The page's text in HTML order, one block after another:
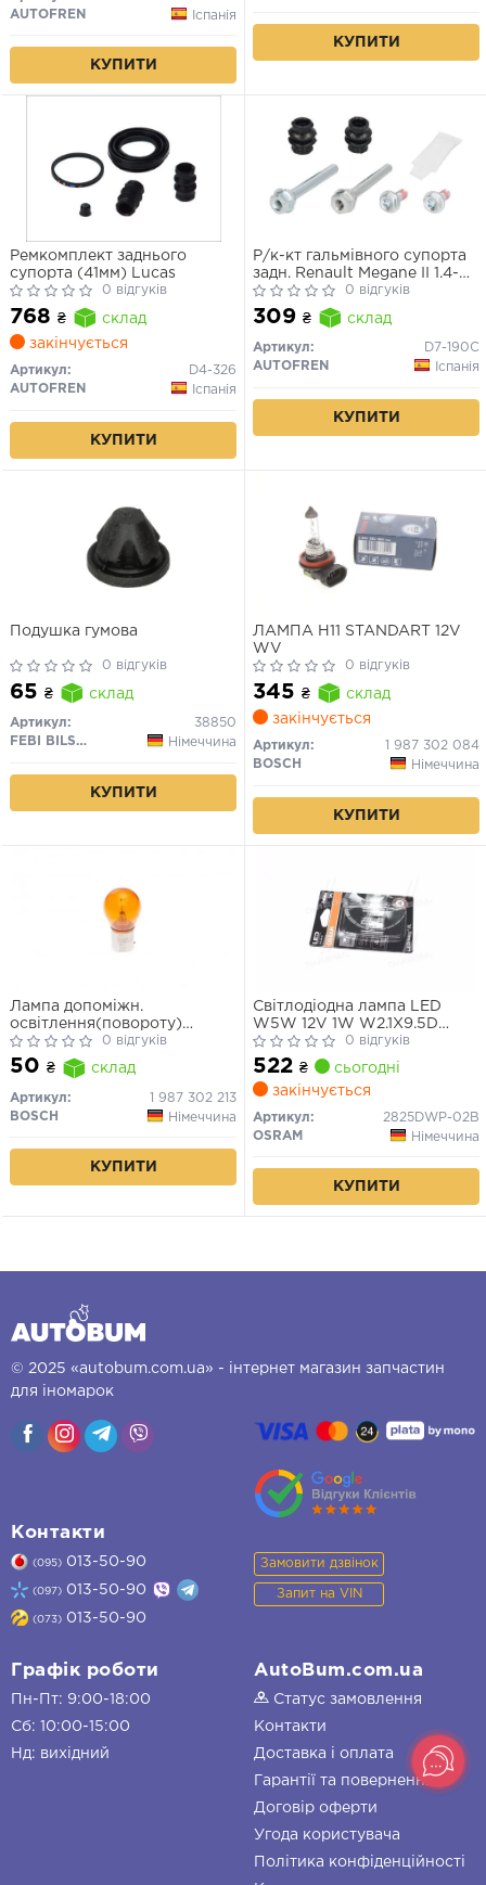
AUTOFREN
Іспанія
КУПИТИ
КУПИТИ
Ремкомплект заднього
супорта (41мм) Lucas
0 відгуків
768 ₴
склад
закінчується
Артикул:
D4-326
AUTOFREN
Іспанія
КУПИТИ
Р/к-кт гальмівного супорта
задн. Renault Megane II 1.4-
2.0D 03-
0 відгуків
309 ₴ склад
Артикул:
D7-190C
AUTOFREN
Іспанія
КУПИТИ
Подушка гумова
0 відгуків
65 ₴ склад
Артикул:
38850
FEBI BILSTEIN
Німеччина
КУПИТИ
ЛАМПА H11 STANDART 12V
WV
0 відгуків
345 ₴
склад
закінчується
Артикул:
1 987 302 084
BOSCH
Німеччина
КУПИТИ
Лампа допоміжн.
освітлення(повороту)
BOSCH 12V 21W PY21W PURE
LIGHT РY21W 12V (жовта)
0 відгуків
50 ₴ склад
Артикул:
1 987 302 213
BOSCH
Німеччина
КУПИТИ
Світлодіодна лампа LED
W5W 12V 1W W2.1X9.5D
LEDriving SL (blister 2шт)
(вир-во OSRAM)
0 відгуків
522 ₴
сьогодні
закінчується
Артикул:
2825DWP-02B
OSRAM
Німеччина
КУПИТИ
© 2025 «autobum.com.ua» - інтернет магазин запчастин
для іномарок
Контакти
(095) 013-50-90
(097) 013-50-90
(073) 013-50-90
Замовити дзвінок
Запит на VIN
Графік роботи
Пн-Пт: 9:00-18:00
Сб: 10:00-15:00
Нд: вихідний
AutoBum.com.ua
Статус замовлення
Контакти
Доставка і оплата
Гарантії та повернення
Договір оферти
Угода користувача
Політика конфіденційності